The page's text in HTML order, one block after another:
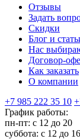
Отзывы
Задать
Скидки
Блог и
Нас
Договор-
Как заказать
О компании
+7 985 222 35 10
График работы:
пн-пт: с 12 до 20
суббота: c 12 до 16